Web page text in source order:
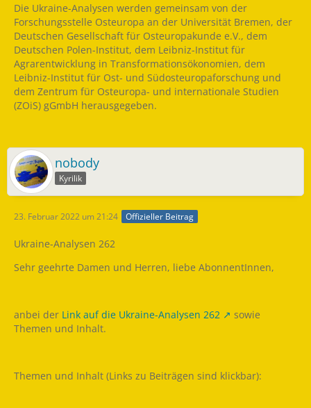
Die Ukraine-Analysen werden gemeinsam von der
Forschungsstelle Osteuropa an der Universität Bremen, der
Deutschen Gesellschaft für Osteuropakunde e.V., dem
Deutschen Polen-Institut, dem Leibniz-Institut für
Agrarentwicklung in Transformationsökonomien, dem
Leibniz-Institut für Ost- und Südosteuropaforschung und
dem Zentrum für Osteuropa- und internationale Studien
(ZOiS) gGmbH herausgegeben.
nobody
Kyrilik
23. Februar 2022 um 21:24 Offizieller Beitrag
Ukraine-Analysen 262
Sehr geehrte Damen und Herren, liebe AbonnentInnen,
anbei der Link auf die Ukraine-Analysen 262
sowie
Themen und Inhalt.
Themen und Inhalt (Links zu Beiträgen sind klickbar):